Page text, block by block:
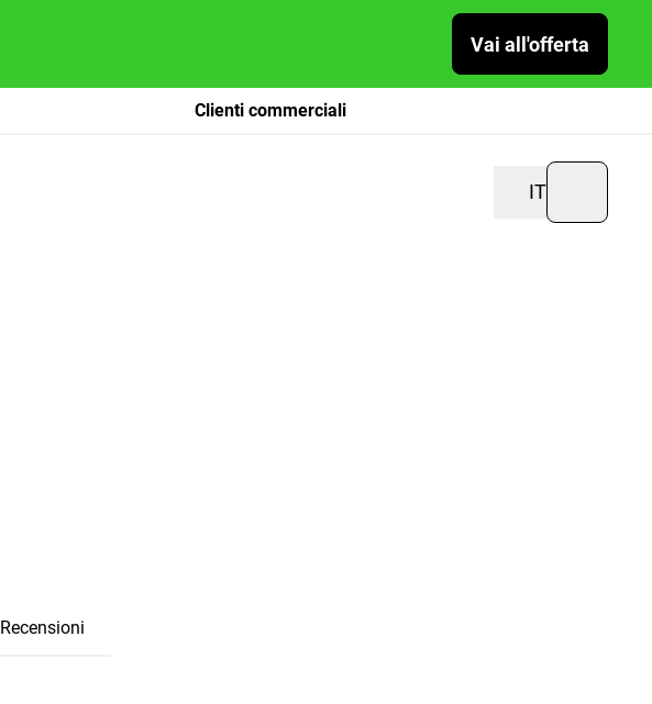
Vai all'offerta
Clienti commerciali
IT
Recensioni